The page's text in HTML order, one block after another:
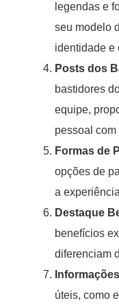
legendas e
seu modelo
identidade e
Posts dos
bastidores
equipe,
pessoal
Formas de
opções de
a
Destaque
benefícios
diferenciam
úteis, como